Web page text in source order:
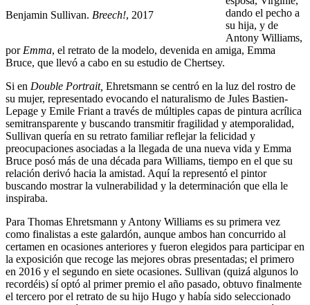
Benjamin Sullivan. Breech!, 2017
dando el pecho a
su hija, y de
Antony Williams,
por Emma, el retrato de la modelo, devenida en amiga, Emma
Bruce, que llevó a cabo en su estudio de Chertsey.
Si en Double Portrait, Ehretsmann se centró en la luz del rostro de
su mujer, representado evocando el naturalismo de Jules Bastien-
Lepage y Emile Friant a través de múltiples capas de pintura acrílica
semitransparente y buscando transmitir fragilidad y atemporalidad,
Sullivan quería en su retrato familiar reflejar la felicidad y
preocupaciones asociadas a la llegada de una nueva vida y Emma
Bruce posó más de una década para Williams, tiempo en el que su
relación derivó hacia la amistad. Aquí la representó el pintor
buscando mostrar la vulnerabilidad y la determinación que ella le
inspiraba.
Para Thomas Ehretsmann y Antony Williams es su primera vez
como finalistas a este galardón, aunque ambos han concurrido al
certamen en ocasiones anteriores y fueron elegidos para participar en
la exposición que recoge las mejores obras presentadas; el primero
en 2016 y el segundo en siete ocasiones. Sullivan (quizá algunos lo
recordéis) sí optó al primer premio el año pasado, obtuvo finalmente
el tercero por el retrato de su hijo Hugo y había sido seleccionado